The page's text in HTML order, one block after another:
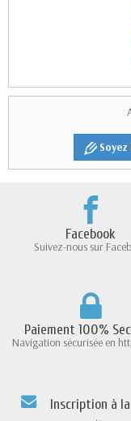
Facebook
Suivez-nous sur
Paiement 100%
Navigation sécurisée en
Inscription à